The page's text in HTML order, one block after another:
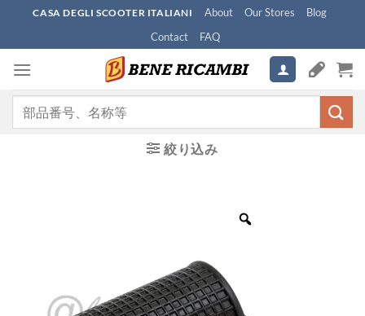
content
CASA DEGLI SCOOTER ITALIANI About Our Stores
Blog
Contact
FAQ
絞り込み